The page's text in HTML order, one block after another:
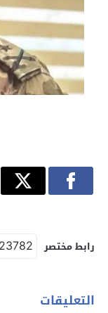
رابط مختصر
التعليقات